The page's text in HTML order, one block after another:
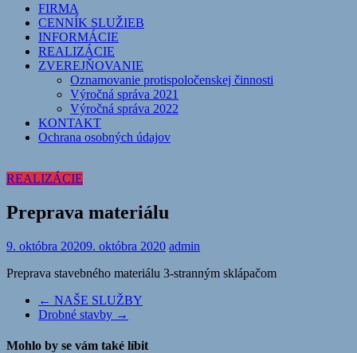
FIRMA
CENNÍK SLUŽIEB
INFORMÁCIE
REALIZÁCIE
ZVEREJŇOVANIE
Oznamovanie protispoločenskej činnosti
Výročná správa 2021
Výročná správa 2022
KONTAKT
Ochrana osobných údajov
REALIZÁCIE
Preprava materiálu
9. októbra 20209. októbra 2020 admin
Preprava stavebného materiálu 3-stranným sklápačom
← NAŠE SLUŽBY
Drobné stavby →
Mohlo by se vám také líbit